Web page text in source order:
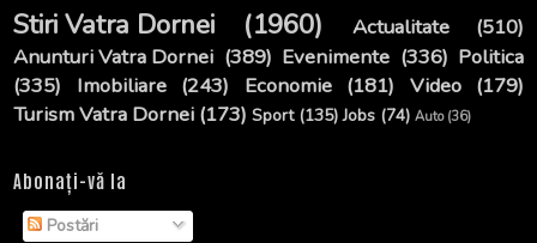
Stiri Vatra Dornei (1960) Actualitate
(510)
Anunturi Vatra Dornei (389) Evenimente (336) Politica
(335)
Imobiliare (243) Economie (181) Video (179)
Turism Vatra Dornei (173) Sport (135) Jobs (74) Auto (36)
Abonați-vă la
Postări